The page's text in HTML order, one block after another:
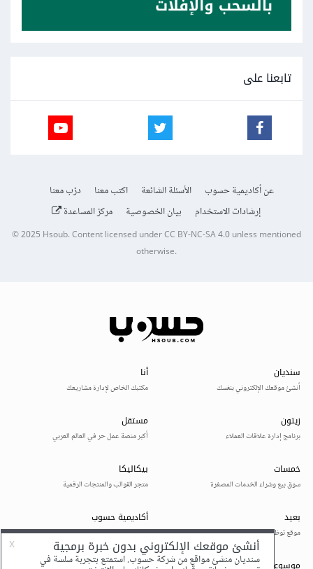
تابعنا على
عن أكاديمية حسوب الأسئلة الشائعة اكتب معنا
درّب معنا
إرشادات الاستخدام
بيان الخصوصية مركز المساعدة
© 2025Hsoub.Content licensed underCC BY-NC-SA 4.0unless mentioned
otherwise.